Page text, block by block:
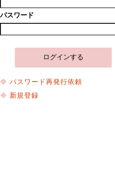
パスワード
パスワード再発行依頼
新規登録